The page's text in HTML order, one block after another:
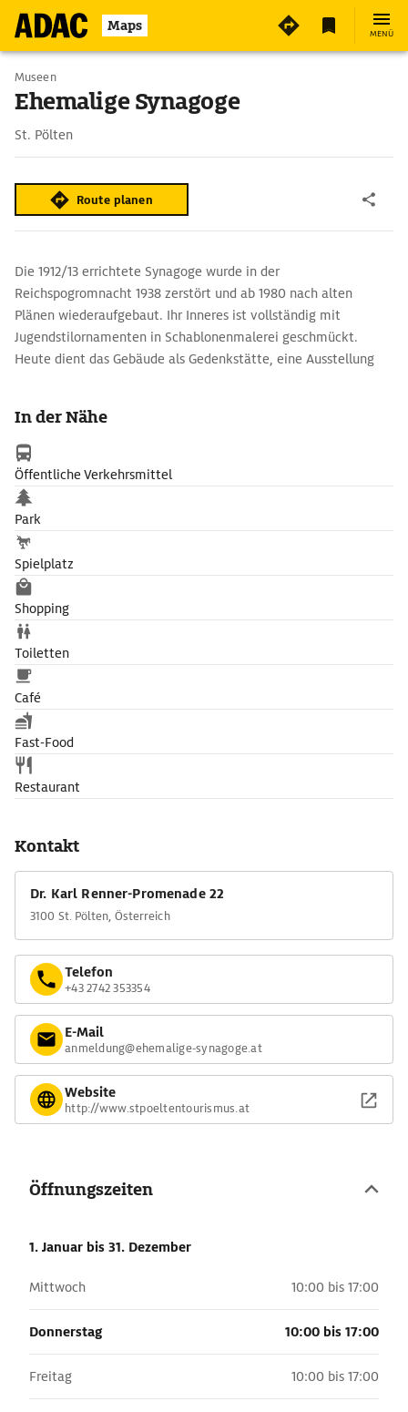
Maps MENÜ
Museen
Ehemalige Synagoge
St. Pölten
Route planen
Die 1912/13 errichtete Synagoge wurde in der
Reichspogromnacht 1938 zerstört und ab 1980 nach alten
Plänen wiederaufgebaut. Ihr Inneres ist vollständig mit
Jugendstilornamenten in Schablonenmalerei geschmückt.
Heute dient das Gebäude als Gedenkstätte, eine Ausstellung
In der Nähe
Öffentliche Verkehrsmittel
Park
Spielplatz
Shopping
Toiletten
Café
Fast-Food
Restaurant
Kontakt
Dr. Karl Renner-Promenade 22
3100 St. Pölten, Österreich
Telefon
+43 2742 353354
E-Mail
anmeldung@ehemalige-synagoge.at
Website
http://www.stpoeltentourismus.at
Öffnungszeiten
1. Januar bis 31. Dezember
Mittwoch 10:00 bis 17:00
Donnerstag 10:00 bis 17:00
Freitag 10:00 bis 17:00